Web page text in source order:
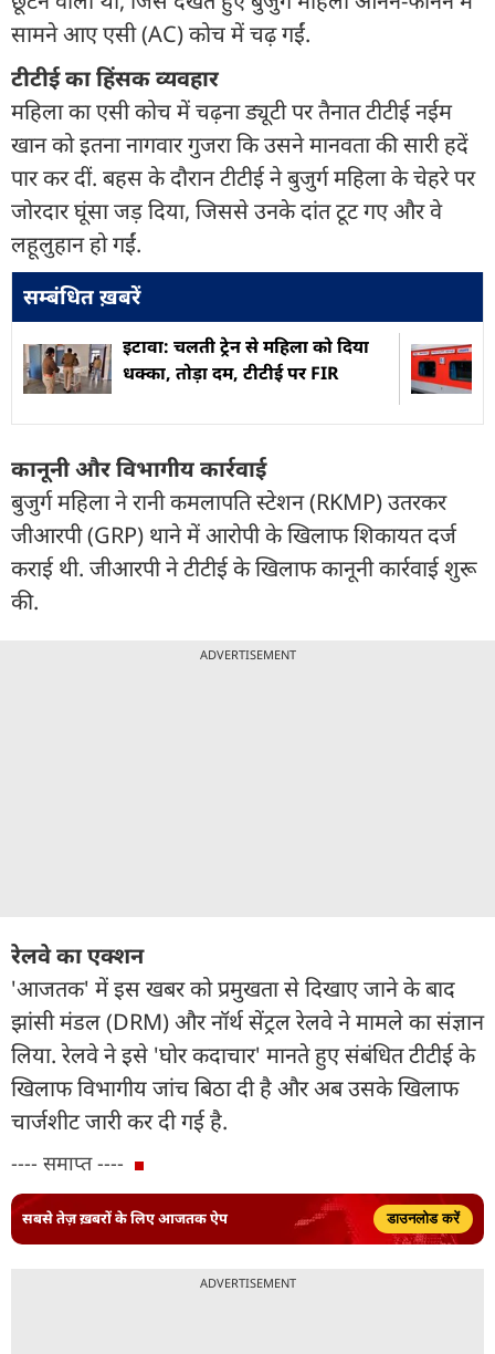
सामने आए एसी (AC) कोच में चढ़ गईं.
टीटीई का हिंसक व्यवहार
महिला का एसी कोच में चढ़ना ड्यूटी पर तैनात टीटीई नईम
खान को इतना नागवार गुजरा कि उसने मानवता की सारी हदें
पार कर दीं. बहस के दौरान टीटीई ने बुजुर्ग महिला के चेहरे पर
जोरदार घूंसा जड़ दिया, जिससे उनके दांत टूट गए और वे
लहूलुहान हो गईं.
सम्बंधित ख़बरें
इटावा: चलती ट्रेन से महिला को दिया
धक्का, तोड़ा दम, टीटीई पर FIR
कानूनी और विभागीय कार्रवाई
बुजुर्ग महिला ने रानी कमलापति स्टेशन (RKMP) उतरकर
जीआरपी (GRP) थाने में आरोपी के खिलाफ शिकायत दर्ज
कराई थी. जीआरपी ने टीटीई के खिलाफ कानूनी कार्रवाई शुरू
की.
ADVERTISEMENT
रेलवे का एक्शन
'आजतक' में इस खबर को प्रमुखता से दिखाए जाने के बाद
झांसी मंडल (DRM) और नॉर्थ सेंट्रल रेलवे ने मामले का संज्ञान
लिया. रेलवे ने इसे 'घोर कदाचार' मानते हुए संबंधित टीटीई के
खिलाफ विभागीय जांच बिठा दी है और अब उसके खिलाफ
चार्जशीट जारी कर दी गई है.
---- समाप्त ----
सबसे तेज़ ख़बरों के लिए आजतक ऐप डाउनलोड करें
ADVERTISEMENT